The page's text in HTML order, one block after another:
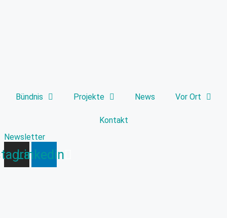
Bündnis Projekte News Vor Ort
Kontakt
Newsletter
Linkedin